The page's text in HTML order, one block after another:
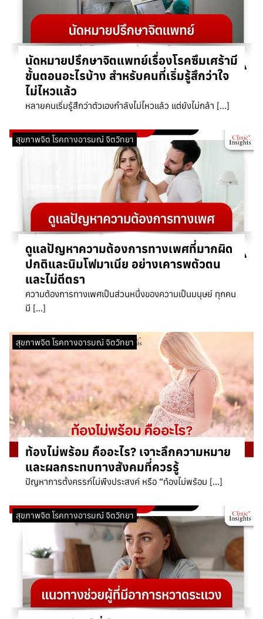
นัดหมายปรึกษาจิตแพทย์เรื่องโรคซึมเศร้ามี
ขั้นตอนอะไรบ้าง สำหรับคนที่เริ่มรู้สึกว่าใจ
ไม่ไหวแล้ว
หลายคนเริ่มรู้สึกว่าตัวเองกำลังไม่ไหวแล้ว แต่ยังไม่กล้า […]
สุขภาพจิต โรคทางอารมณ์ จิตวิทยา
ดูแลปัญหาความต้องการทางเพศที่มากผิด
ปกติและนิมโฟมาเนีย อย่างเคารพตัวตน
และไม่ตีตรา
ความต้องการทางเพศเป็นส่วนหนึ่งของความเป็นมนุษย์ ทุกคน
มี […]
สุขภาพจิต โรคทางอารมณ์ จิตวิทยา
ท้องไม่พร้อม คืออะไร? เจาะลึกความหมาย
และผลกระทบทางสังคมที่ควรรู้
ปัญหาการตั้งครรภ์ไม่พึงประสงค์ หรือ “ท้องไม่พร้อม […]
สุขภาพจิต โรคทางอารมณ์ จิตวิทยา